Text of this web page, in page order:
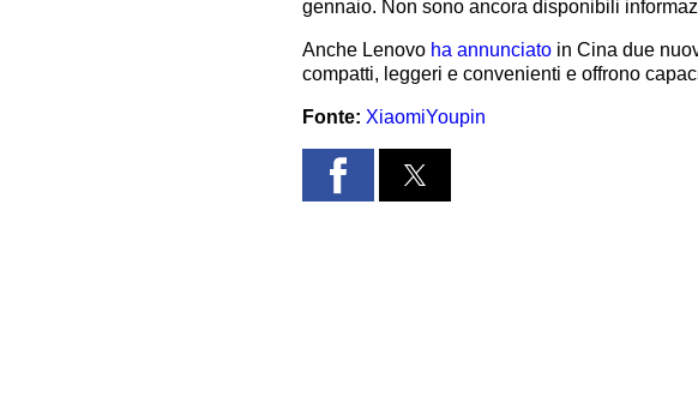
gennaio. Non sono ancora disponibili
Anche Lenovo ha annunciato in Cina due
compatti, leggeri e convenienti e offrono
Fonte: XiaomiYoupin